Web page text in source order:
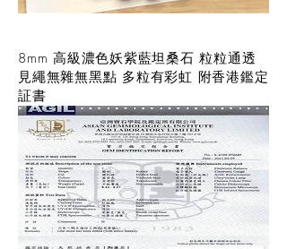
8mm 高級濃色妖紫藍坦桑石 粒粒通透
見繩無雜無黑點 多粒有彩虹 附香港鑑定
証書